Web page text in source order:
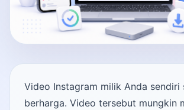
Video Instagram milik Anda sendiri
berharga. Video tersebut mungkin